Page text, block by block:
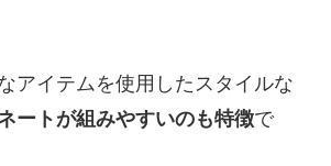
アイテムを使用したスタイルな
ートが組みやすいのも特徴で